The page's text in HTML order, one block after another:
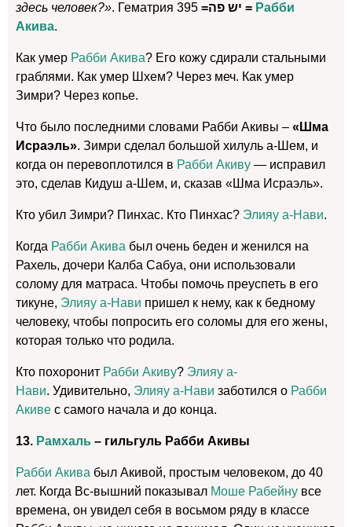
здесь человек?». Гематрия יש פה= = Рабби
Акива.
Как умер Рабби Акива? Его кожу сдирали стальными
граблями. Как умер Шхем? Через меч. Как умер
Зимри? Через копье.
Что было последними словами Рабби Акивы – «Шма
Исраэль». Зимри сделал большой хилуль a-Шем, и
когда он перевоплотился в Рабби Акиву — исправил
это, сделав Кидуш а-Шем, и, сказав «Шма Исраэль».
Кто убил Зимри? Пинхас. Кто Пинхас? Элияу а-Нави.
Когда Рабби Акива был очень беден и женился на
Рахель, дочери Калба Сабуа, они использовали
солому для матраса. Чтобы помочь преуспеть в его
тикуне, Элияу а-Нави пришел к нему, как к бедному
человеку, чтобы попросить его соломы для его жены,
которая только что родила.
Кто похоронит Рабби Акиву? Элияу а-
Нави. Удивительно, Элияу а-Нави заботился о Рабби
Акиве с самого начала и до конца.
13. Рамхаль – гильгуль Рабби Акивы
Рабби Акива был Акивой, простым человеком, до 40
лет. Когда Вс-вышний показывал Моше Рабейну все
времена, он увидел себя в восьмом ряду в классе